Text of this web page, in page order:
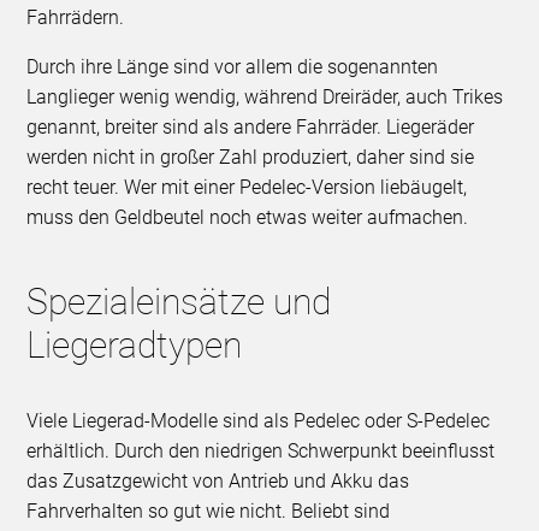
Fahrrädern.
Durch ihre Länge sind vor allem die sogenannten
Langlieger wenig wendig, während Dreiräder, auch Trikes
genannt, breiter sind als andere Fahrräder. Liegeräder
werden nicht in großer Zahl produziert, daher sind sie
recht teuer. Wer mit einer Pedelec-Version liebäugelt,
muss den Geldbeutel noch etwas weiter aufmachen.
Spezialeinsätze und
Liegeradtypen
Viele Liegerad-Modelle sind als Pedelec oder S-Pedelec
erhältlich. Durch den niedrigen Schwerpunkt beeinflusst
das Zusatzgewicht von Antrieb und Akku das
Fahrverhalten so gut wie nicht. Beliebt sind